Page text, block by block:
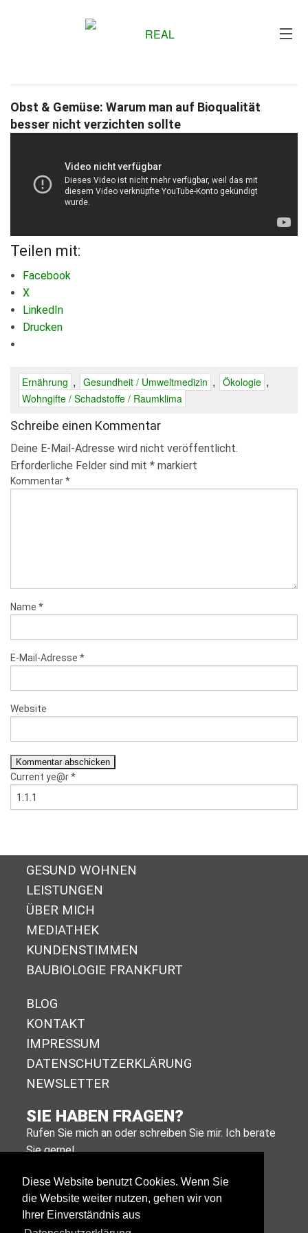
Diese Website benutzt Cookies. Wenn Sie
die Website weiter nutzen, gehen wir von
Ihrer Einverständnis aus
Obst & Gemüse: Warum man auf Bioqualität
besser nicht verzichten sollte
Teilen mit:
Facebook
X
LinkedIn
Drucken
Ernährung , Gesundheit / Umweltmedizin , Ökologie ,
Wohngifte / Schadstoffe / Raumklima
Schreibe einen Kommentar
Deine E-Mail-Adresse wird nicht veröffentlicht.
Erforderliche Felder sind mit * markiert
Kommentar*
Name *
E-Mail-Adresse *
Website
Current ye@r*
GESUND WOHNEN
LEISTUNGEN
ÜBER MICH
MEDIATHEK
KUNDENSTIMMEN
BAUBIOLOGIE FRANKFURT
BLOG
KONTAKT
IMPRESSUM
DA­TEN­SCHUTZ­ER­KLÄ­RUNG
NEWSLETTER
SIE HABEN FRAGEN?
Rufen Sie mich an oder schreiben Sie mir. Ich berate
Sie gerne!
E-MAIL SCHREIBEN